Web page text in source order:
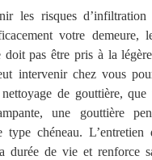
les risques
votre demeure,
doit pas être pris à la
intervenir chez vous
de gouttière,
une gouttière
type chéneau.
durée de vie et renforce